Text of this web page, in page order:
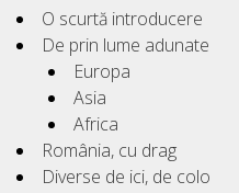
O scurtă introducere
De prin lume adunate
Europa
Asia
Africa
România, cu drag
Diverse de ici, de colo